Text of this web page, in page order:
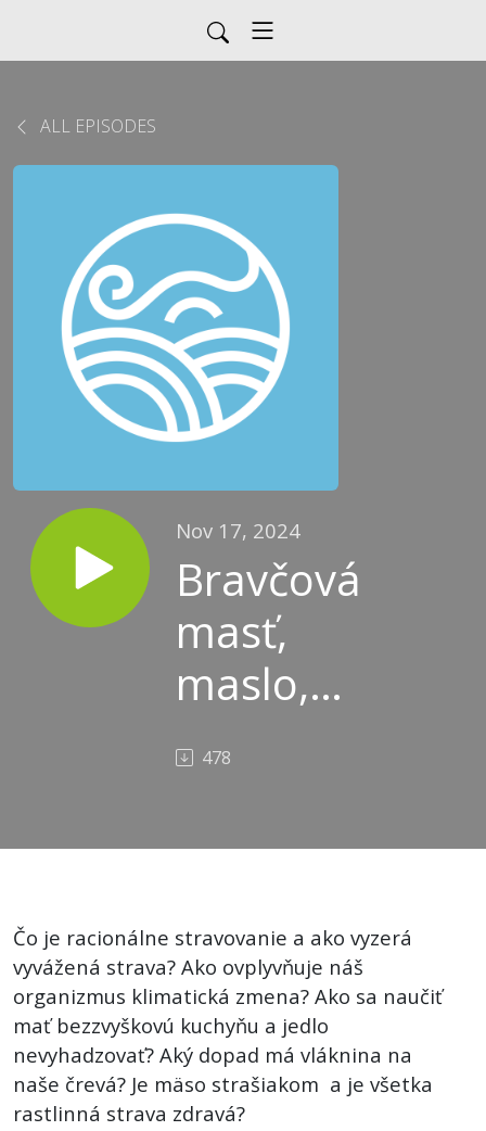
ALL EPISODES
Nov 17, 2024
Bravčová
masť,
maslo,
olej?
Dokonalo
jesť a žiť
nebudeme,
tvrdí
nutričná
špecialistka
478
Čo je racionálne stravovanie a ako vyzerá
vyvážená strava? Ako ovplyvňuje náš
organizmus klimatická zmena? Ako sa naučiť
mať bezzvyškovú kuchyňu a jedlo
nevyhadzovať? Aký dopad má vláknina na
naše črevá? Je mäso strašiakom a je všetka
rastlinná strava zdravá?